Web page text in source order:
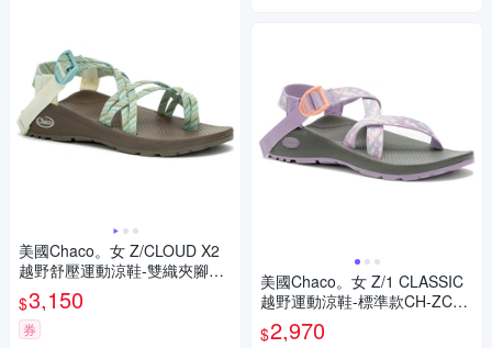
美國Chaco。女 Z/CLOUD X2
越野舒壓運動涼鞋-雙織夾腳款
CH-ZLW04HK23莎草古卷
$3,150
券
美國Chaco。女 Z/1 CLASSIC
越野運動涼鞋-標準款CH-ZCW
01HK02 (粉橘冰沙)
$2,970